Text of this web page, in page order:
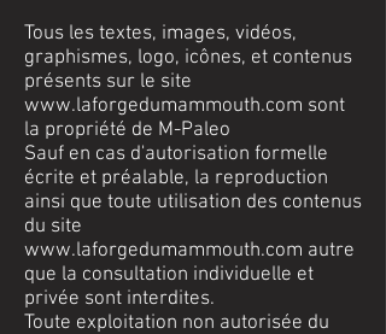
Tous les textes, images, vidéos,
graphismes, logo, icônes, et contenus
présents sur le site
www.laforgedumammouth.com sont
la propriété de M-Paleo
Sauf en cas d'autorisation formelle
écrite et préalable, la reproduction
ainsi que toute utilisation des contenus
du site
www.laforgedumammouth.com autre
que la consultation individuelle et
privée sont interdites.
Toute exploitation non autorisée du